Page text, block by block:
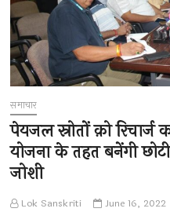
समाचार
पेयजल स्रोतों क़ो
योजना के तहत बनेंगी
जोशी
Lok Sanskriti
June 16, 2022